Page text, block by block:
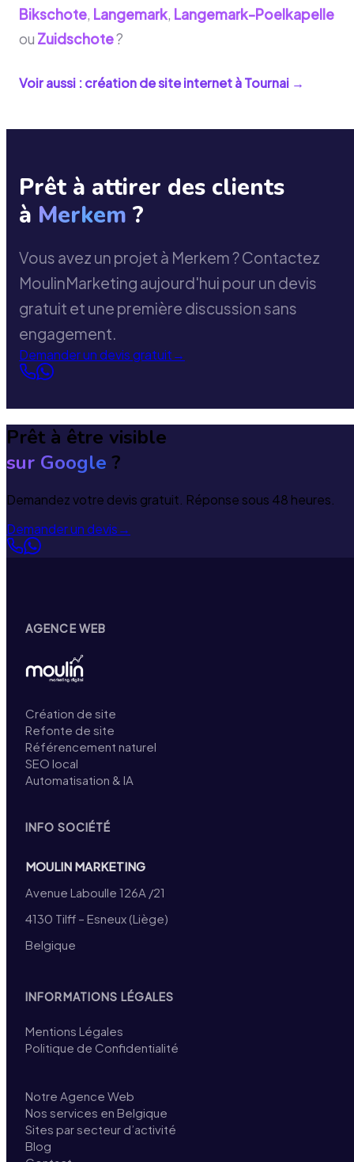
Bikschote, Langemark, Langemark-Poelkapelle
ou Zuidschote?
Voir aussi : création de site internet àTournai →
Prêt à attirer des clients
à Merkem ?
Vous avez un projet à Merkem ? Contactez
MoulinMarketing aujourd'hui pour un devis
gratuit et une première discussion sans
engagement.
Demander un devis gratuit→
Prêt à être visible
sur Google ?
Demandez votre devis gratuit. Réponse sous 48 heures.
Demander un devis→
AGENCE WEB
Création de site
Refonte de site
Référencement naturel
SEO local
Automatisation & IA
INFO SOCIÉTÉ
MOULIN MARKETING
Avenue Laboulle 126A /21
4130 Tilff – Esneux (Liège)
Belgique
INFORMATIONS LÉGALES
Mentions Légales
Politique de Confidentialité
Notre Agence Web
Nos services en Belgique
Sites par secteur d’activité
Blog